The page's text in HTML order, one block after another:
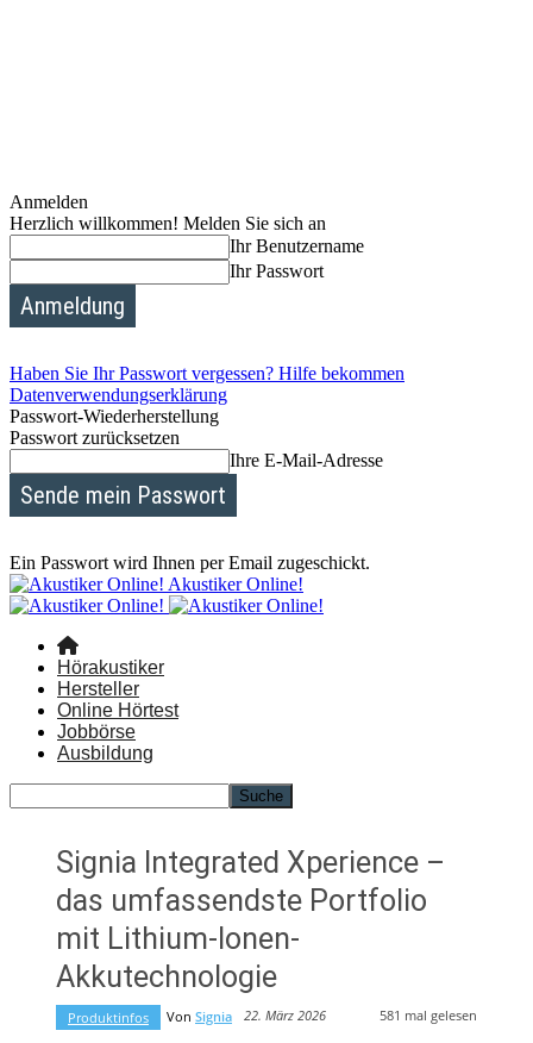
Anmelden
Herzlich willkommen! Melden Sie sich an
Ihr Benutzername
Ihr Passwort
Haben Sie Ihr Passwort vergessen? Hilfe bekommen
Datenverwendungserklärung
Passwort-Wiederherstellung
Passwort zurücksetzen
Ihre E-Mail-Adresse
Ein Passwort wird Ihnen per Email zugeschickt.
Akustiker Online!
Hörakustiker
Hersteller
Online Hörtest
Jobbörse
Ausbildung
Signia Integrated Xperience –
das umfassendste Portfolio
mit Lithium-Ionen-
Akkutechnologie
Produktinfos Von Signia 22. März 2026 581 mal gelesen